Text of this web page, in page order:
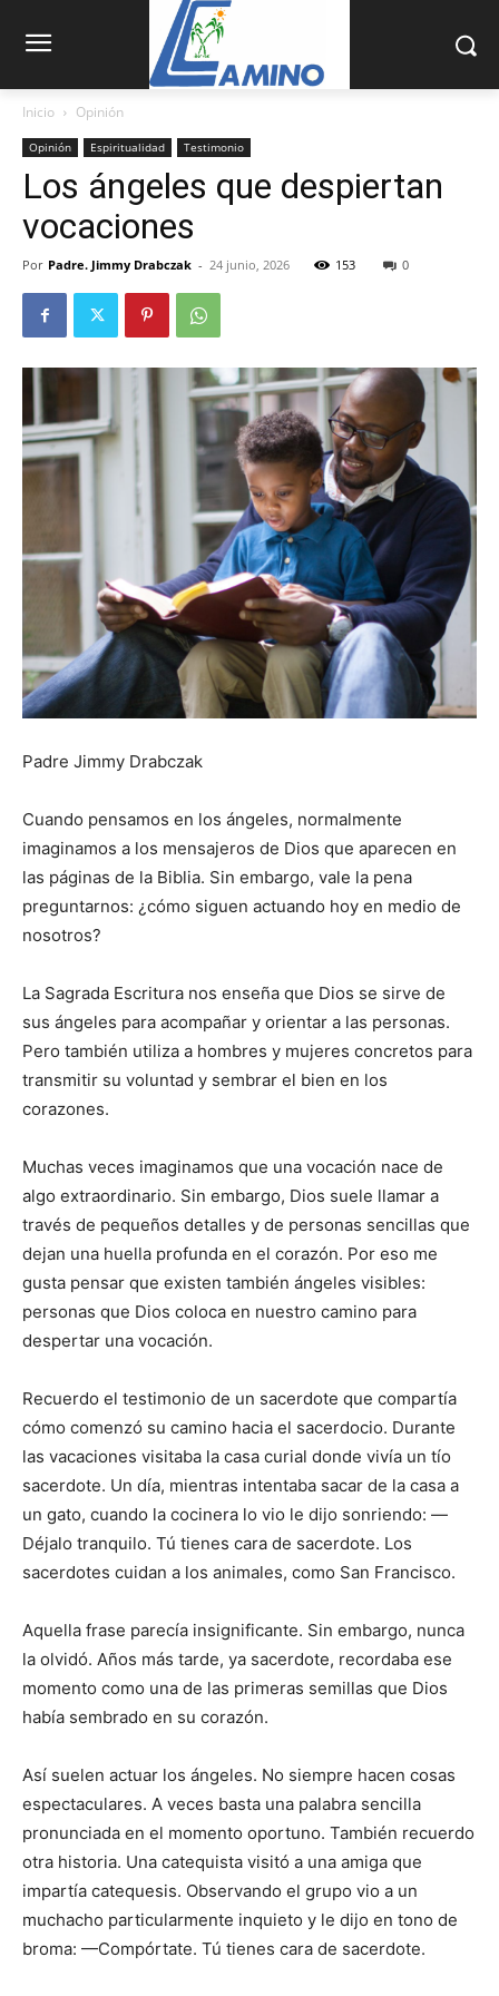
Inicio Opinión
Opinión Espiritualidad Testimonio
Los ángeles que despiertan
vocaciones
Por Padre. Jimmy Drabczak - 24 junio, 2026 153 0
Padre Jimmy Drabczak
Cuando pensamos en los ángeles, normalmente
imaginamos a los mensajeros de Dios que aparecen en
las páginas de la Biblia. Sin embargo, vale la pena
preguntarnos: ¿cómo siguen actuando hoy en medio de
nosotros?
La Sagrada Escritura nos enseña que Dios se sirve de
sus ángeles para acompañar y orientar a las personas.
Pero también utiliza a hombres y mujeres concretos para
transmitir su voluntad y sembrar el bien en los
corazones.
Muchas veces imaginamos que una vocación nace de
algo extraordinario. Sin embargo, Dios suele llamar a
través de pequeños detalles y de personas sencillas que
dejan una huella profunda en el corazón. Por eso me
gusta pensar que existen también ángeles visibles:
personas que Dios coloca en nuestro camino para
despertar una vocación.
Recuerdo el testimonio de un sacerdote que compartía
cómo comenzó su camino hacia el sacerdocio. Durante
las vacaciones visitaba la casa curial donde vivía un tío
sacerdote. Un día, mientras intentaba sacar de la casa a
un gato, cuando la cocinera lo vio le dijo sonriendo: —
Déjalo tranquilo. Tú tienes cara de sacerdote. Los
sacerdotes cuidan a los animales, como San Francisco.
Aquella frase parecía insignificante. Sin embargo, nunca
la olvidó. Años más tarde, ya sacerdote, recordaba ese
momento como una de las primeras semillas que Dios
había sembrado en su corazón.
Así suelen actuar los ángeles. No siempre hacen cosas
espectaculares. A veces basta una palabra sencilla
pronunciada en el momento oportuno. También recuerdo
otra historia. Una catequista visitó a una amiga que
impartía catequesis. Observando el grupo vio a un
muchacho particularmente inquieto y le dijo en tono de
broma: —Compórtate. Tú tienes cara de sacerdote.